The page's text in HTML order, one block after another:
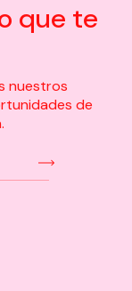
que te
nuestros
de